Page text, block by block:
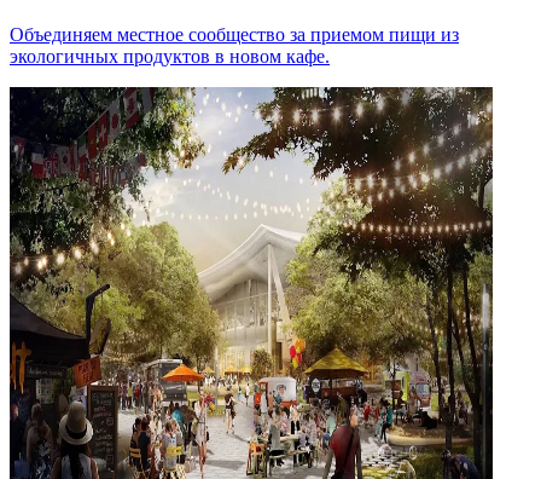
Объединяем местное сообщество за приемом пищи из
экологичных продуктов в новом кафе.